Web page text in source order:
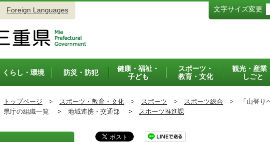
Foreign Languages 文字サイズ変更
くらし・環境 防災・防犯
健康・福祉・
子ども
スポーツ・
教育・文化
観光・産業
しごと
トップページ > スポーツ・教育・文化 > スポーツ > スポーツ総合 > 「山登り
県庁の組織一覧 > 地域連携・交通部 > スポーツ推進課